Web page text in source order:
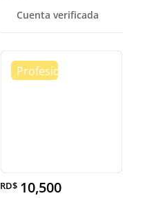
Cuenta verificada
RD$ 10,500